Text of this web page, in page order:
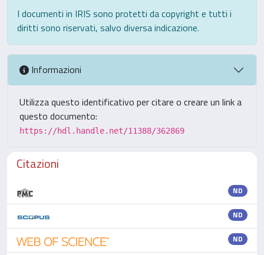
I documenti in IRIS sono protetti da copyright e tutti i
diritti sono riservati, salvo diversa indicazione.
Informazioni
Utilizza questo identificativo per citare o creare un link a
questo documento:
https://hdl.handle.net/11388/362869
Citazioni
ND
ND
ND